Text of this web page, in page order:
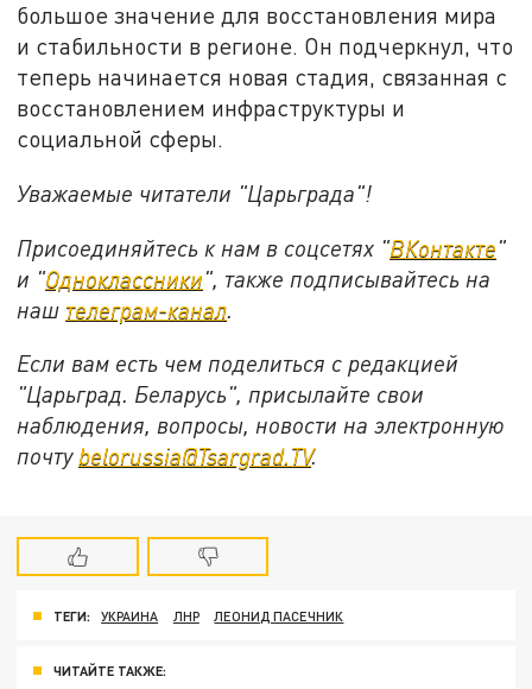
большое значение для восстановления мира
и стабильности в регионе. Он подчеркнул, что
теперь начинается новая стадия, связанная с
восстановлением инфраструктуры и
социальной сферы.
Уважаемые читатели "Царьграда"!
Присоединяйтесь к нам в соцсетях "ВКонтакте"
и "Одноклассники", также подписывайтесь на
наш телеграм-канал
Если вам есть чем поделиться с редакцией
"Царьград. Беларусь", присылайте свои
наблюдения, вопросы, новости на электронную
почту belorussia@Tsargrad.TV.
ТЕГИ: УКРАИНА ЛНР ЛЕОНИД ПАСЕЧНИК
ЧИТАЙТЕ ТАКЖЕ: